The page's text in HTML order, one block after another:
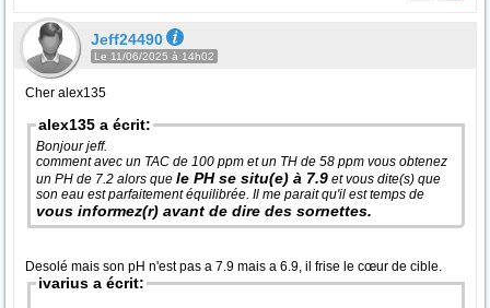
Jeff24490
Le 11/06/2025 à 14h02
Cher alex135
alex135 a écrit:
Bonjour jeff.
comment avec un TAC de 100 ppm et un TH de 58 ppm vous obtenez
un PH de 7.2 alors que le PH se situ(e) à 7.9 et vous dite(s) que
son eau est parfaitement équilibrée. Il me parait qu'il est temps de
vous informez(r) avant de dire des sornettes.
Desolé mais son pH n'est pas a 7.9 mais a 6.9, il frise le cœur de cible.
ivarius a écrit: